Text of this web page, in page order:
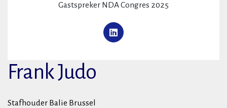
Gastspreker NDA Congres 2025
Frank Judo
Stafhouder Balie Brussel